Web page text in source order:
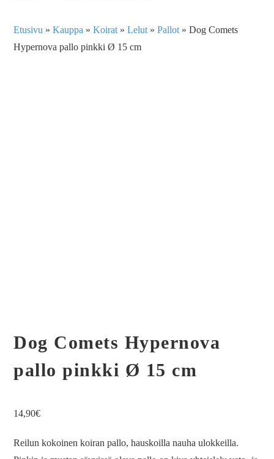
Etusivu »Kauppa »Koirat »Lelut »Pallot »Dog Comets
Hypernova pallo pinkki Ø 15 cm
Dog Comets Hypernova
pallo pinkki Ø 15 cm
14,90€
Reilun kokoinen koiran pallo, hauskoilla nauha ulokkeilla.